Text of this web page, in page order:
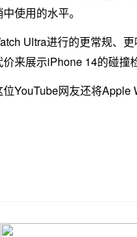
使用的水平。
Ultra进行的更常规、
来展示iPhone 14的碰撞
YouTube网友还将Apple